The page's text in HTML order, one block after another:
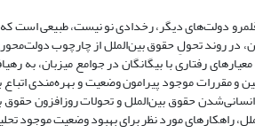
دولت‌های دیگر، رخدادی نو نیست، طبیعی است
در روند تحولِ حقوق بین‌الملل از چارچوب
رفتاری با بیگانگان در جوامع میزبان،
و مقررات موجود پیرامون وضعیت و بهره‌مندی
حقوق بین‌الملل و تحولات روزافزون
راهکارهای مورد نظر برای بهبود وضعیت موجود